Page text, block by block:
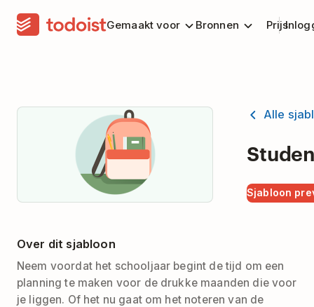
Gemaakt voor Bronnen Prijs
Alle
Sjabloon
Over dit sjabloon
Neem voordat het schooljaar begint de tijd om een
planning te maken voor de drukke maanden die voor
je liggen. Of het nu gaat om het noteren van de